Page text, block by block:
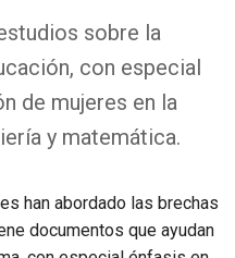
sobre la
con especial
de mujeres en la
y matemática.
han abordado las brechas
documentos que ayudan